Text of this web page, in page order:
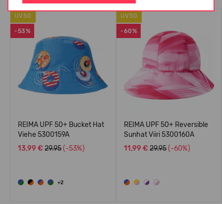
-53%
UV50
REIMA UPF 50+ Bucket Hat
Viehe 5300159A
13,99 € 29.95 (-53%)
+2
-60%
UV50
REIMA UPF 50+ Reversible
Sunhat Viiri 5300160A
11,99 € 29.95 (-60%)